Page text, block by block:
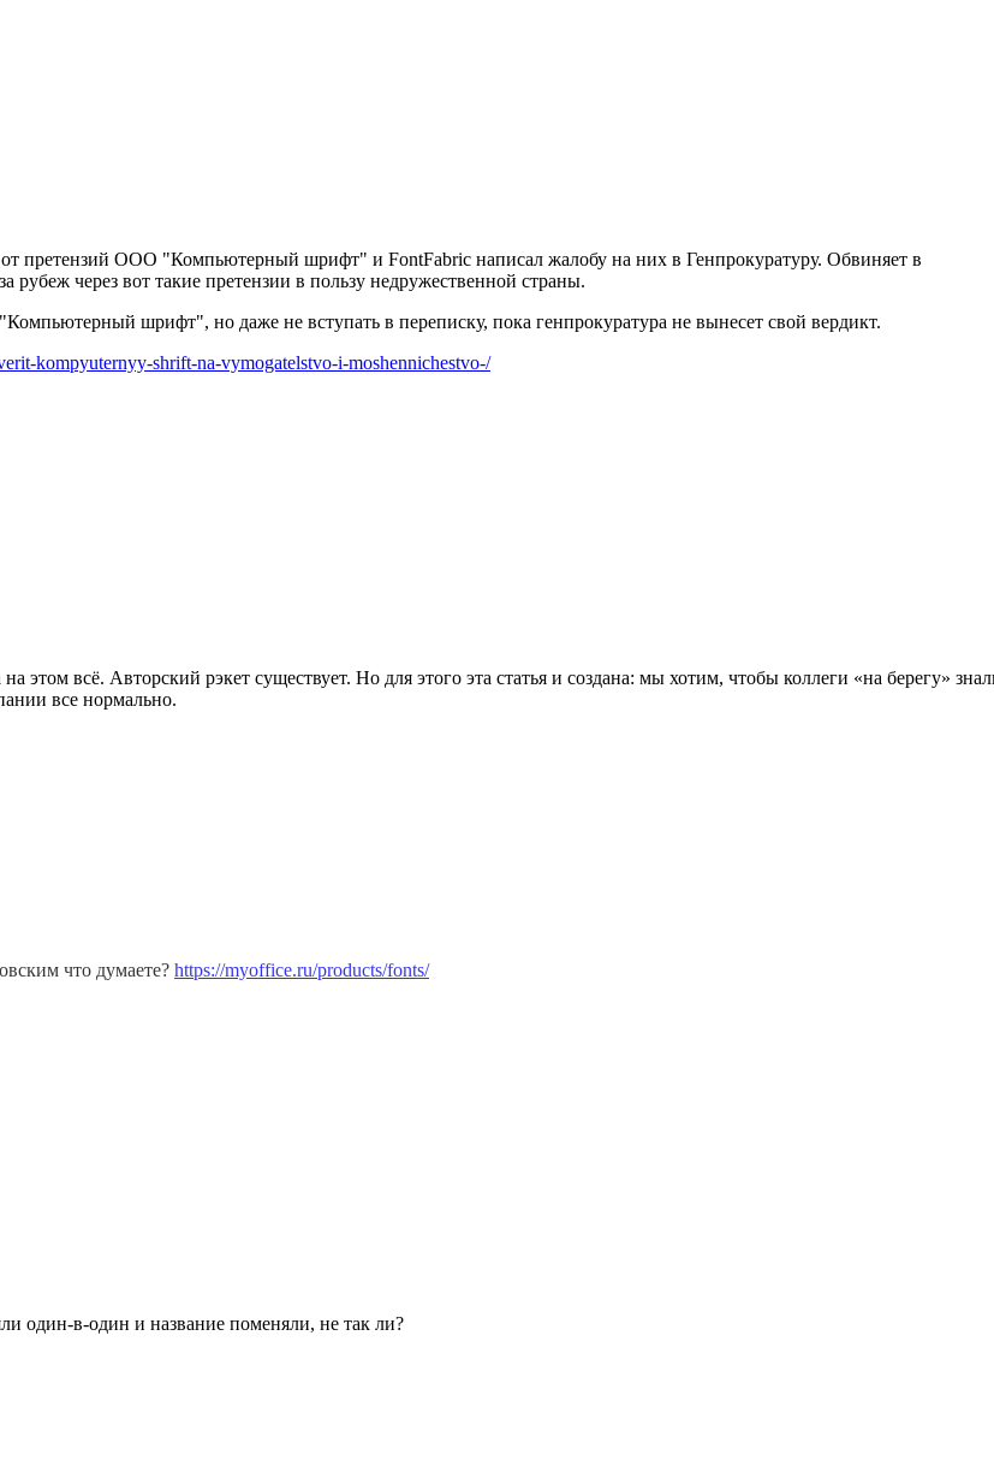
претензий ООО "Компьютерный шрифт" и FontFabric написал жалобу на них в Генпрокуратуру. Обвиняет в
через вот такие претензии в пользу недружественной страны.
шрифт", но даже не вступать в переписку, пока генпрокуратура не вынесет свой вердикт.
kompyuternyy-shrift-na-vymogatelstvo-i-moshennichestvo-/
этом всё. Авторский рэкет существует. Но для этого эта статья и создана: мы хотим, чтобы коллеги «на
все нормально.
что думаете? https://myoffice.ru/products/fonts/
один-в-один и название поменяли, не так ли?